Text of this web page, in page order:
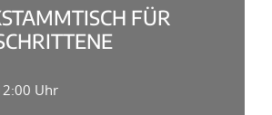
FÜR
Uhr